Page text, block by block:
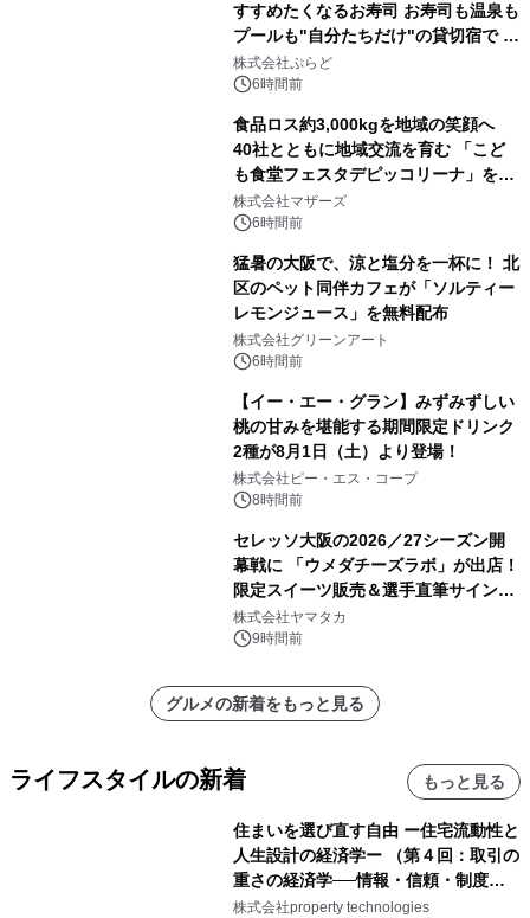
すすめたくなるお寿司 お寿司も温泉も
プールも"自分たちだけ"の貸切宿で 1
日1組限定「岩屋温泉 絵島別庭 海と
森」の握り寿司プラン
株式会社ぷらど
6時間前
食品ロス約3,000kgを地域の笑顔へ
40社とともに地域交流を育む 「こど
も食堂フェスタデピッコリーナ」を9
月5日(土)開催
株式会社マザーズ
6時間前
猛暑の大阪で、涼と塩分を一杯に！ 北
区のペット同伴カフェが「ソルティー
レモンジュース」を無料配布
株式会社グリーンアート
6時間前
【イー・エー・グラン】みずみずしい
桃の甘みを堪能する期間限定ドリンク
2種が8月1日（土）より登場！
株式会社ピー・エス・コープ
8時間前
セレッソ大阪の2026／27シーズン開
幕戦に 「ウメダチーズラボ」が出店！
限定スイーツ販売＆選手直筆サイング
ッズが当たる抽選会を 8月8日に開催
株式会社ヤマタカ
9時間前
グルメの新着をもっと見る
ライフスタイルの新着 もっと見る
住まいを選び直す自由 ー住宅流動性と
人生設計の経済学ー （第４回：取引の
重さの経済学──情報・信頼・制度を
PropTechはどう組み替えるか）｜
株式会社property technologies